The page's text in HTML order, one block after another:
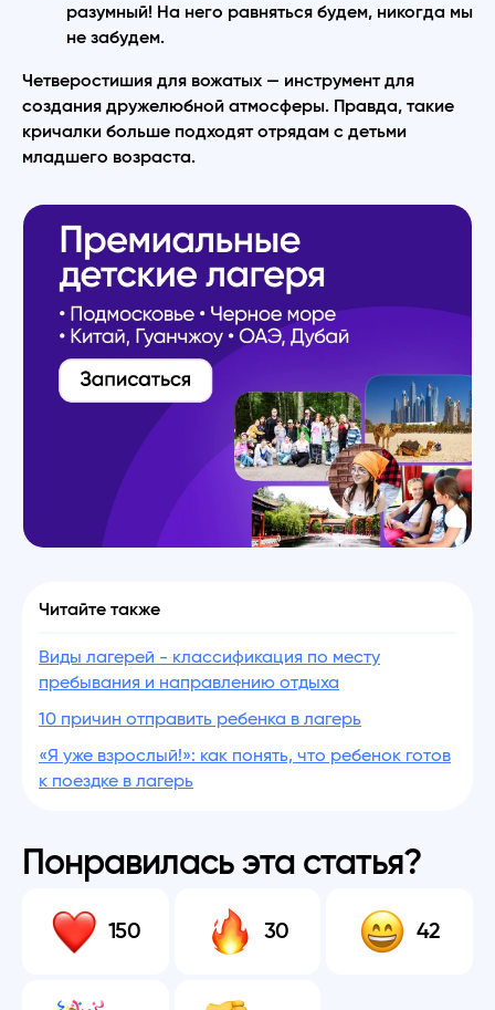
разумный! На него равняться будем, никогда мы
не забудем.
Четверостишия для вожатых — инструмент для
создания дружелюбной атмосферы. Правда, такие
кричалки больше подходят отрядам с детьми
младшего возраста.
Читайте также
Виды лагерей - классификация по месту
пребывания и направлению отдыха
10 причин отправить ребенка в лагерь
«Я уже взрослый!»: как понять, что ребенок готов
к поездке в лагерь
Понравилась эта статья?
150 30 42